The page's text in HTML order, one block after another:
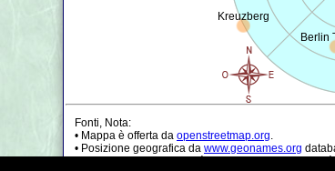
Kreuzberg
Berlin
Fonti, Nota:
• Mappa è offerta da openstreetmap.org.
• Posizione geografica da www.geonames.org